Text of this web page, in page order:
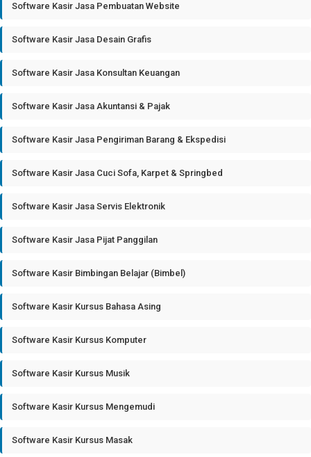
Software Kasir Jasa Pembuatan Website
Software Kasir Jasa Desain Grafis
Software Kasir Jasa Konsultan Keuangan
Software Kasir Jasa Akuntansi & Pajak
Software Kasir Jasa Pengiriman Barang & Ekspedisi
Software Kasir Jasa Cuci Sofa, Karpet & Springbed
Software Kasir Jasa Servis Elektronik
Software Kasir Jasa Pijat Panggilan
Software Kasir Bimbingan Belajar (Bimbel)
Software Kasir Kursus Bahasa Asing
Software Kasir Kursus Komputer
Software Kasir Kursus Musik
Software Kasir Kursus Mengemudi
Software Kasir Kursus Masak